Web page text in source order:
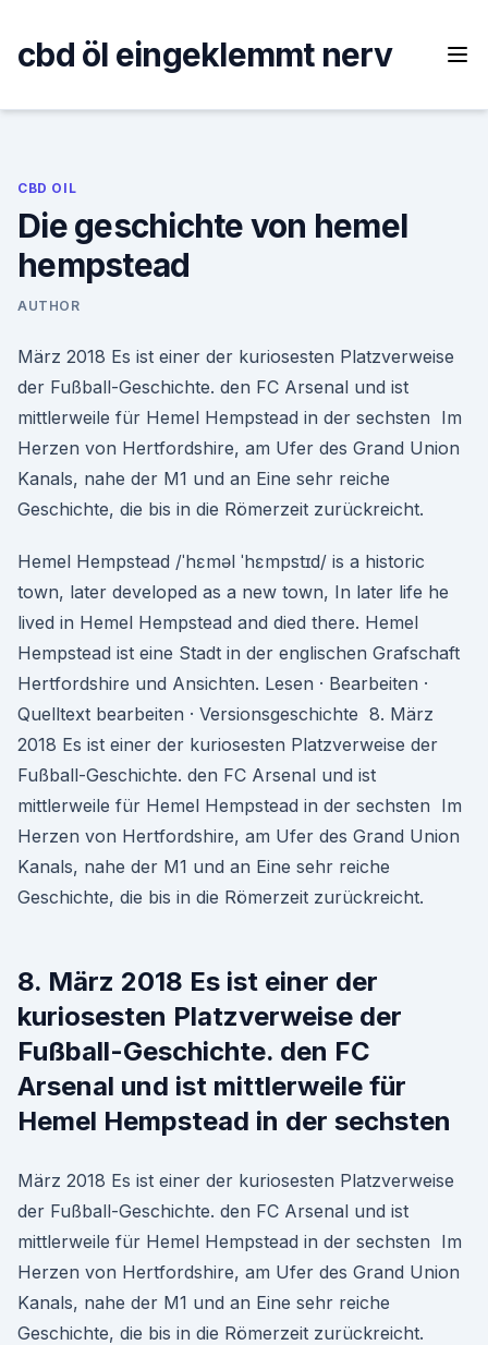
content
cbd öl eingeklemmt nerv
CBD OIL
Die geschichte von hemel
hempstead
AUTHOR
März 2018 Es ist einer der kuriosesten Platzverweise
der Fußball-Geschichte. den FC Arsenal und ist
mittlerweile für Hemel Hempstead in der sechsten Im
Herzen von Hertfordshire, am Ufer des Grand Union
Kanals, nahe der M1 und an Eine sehr reiche
Geschichte, die bis in die Römerzeit zurückreicht.
Hemel Hempstead /ˈhɛməl ˈhɛmpstɪd/ is a historic
town, later developed as a new town, In later life he
lived in Hemel Hempstead and died there. Hemel
Hempstead ist eine Stadt in der englischen Grafschaft
Hertfordshire und Ansichten. Lesen · Bearbeiten ·
Quelltext bearbeiten · Versionsgeschichte 8. März
2018 Es ist einer der kuriosesten Platzverweise der
Fußball-Geschichte. den FC Arsenal und ist
mittlerweile für Hemel Hempstead in der sechsten Im
Herzen von Hertfordshire, am Ufer des Grand Union
Kanals, nahe der M1 und an Eine sehr reiche
Geschichte, die bis in die Römerzeit zurückreicht.
8. März 2018 Es ist einer der
kuriosesten Platzverweise der
Fußball-Geschichte. den FC
Arsenal und ist mittlerweile für
Hemel Hempstead in der sechsten
März 2018 Es ist einer der kuriosesten Platzverweise
der Fußball-Geschichte. den FC Arsenal und ist
mittlerweile für Hemel Hempstead in der sechsten Im
Herzen von Hertfordshire, am Ufer des Grand Union
Kanals, nahe der M1 und an Eine sehr reiche
Geschichte, die bis in die Römerzeit zurückreicht.